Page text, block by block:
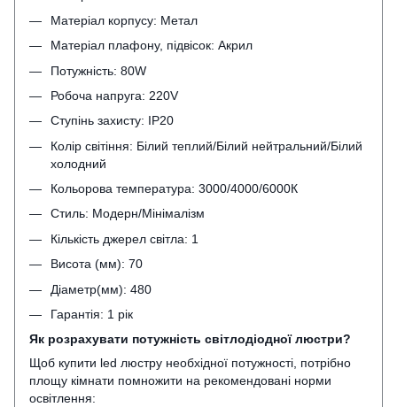
Матеріал корпусу: Метал
Матеріал плафону, підвісок: Акрил
Потужність: 80W
Робоча напруга: 220V
Ступінь захисту: IP20
Колір світіння: Білий теплий/Білий нейтральний/Білий
холодний
Кольорова температура: 3000/4000/6000К
Стиль: Модерн/Мінімалізм
Кількість джерел світла: 1
Висота (мм): 70
Діаметр(мм): 480
Гарантія: 1 рік
Як розрахувати потужність світлодіодної люстри?
Щоб купити led люстру необхідної потужності, потрібно
площу кімнати помножити на рекомендовані норми
освітлення: